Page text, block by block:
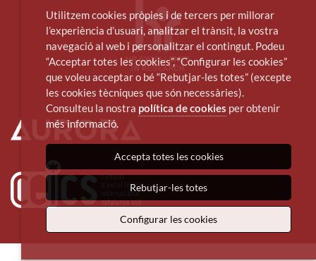
Utilitzem cookies pròpies i de tercers per millorar
l’experiència d’usuari, analitzar el trànsit, la vostra
navegació al web i personalitzar el contingut. Podeu
“Acceptar totes les cookies”, “Configurar les cookies”
que voleu acceptar o bé “Rebutjar-les totes” (excepte
les cookies tècniques que són necessàries).
Consulteu la nostra política de cookies per obtenir
més informació.
Accepta totes les cookies
Rebutjar-les totes
Configurar les cookies